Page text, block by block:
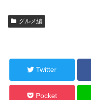
グルメ編
Twitter
Pocket